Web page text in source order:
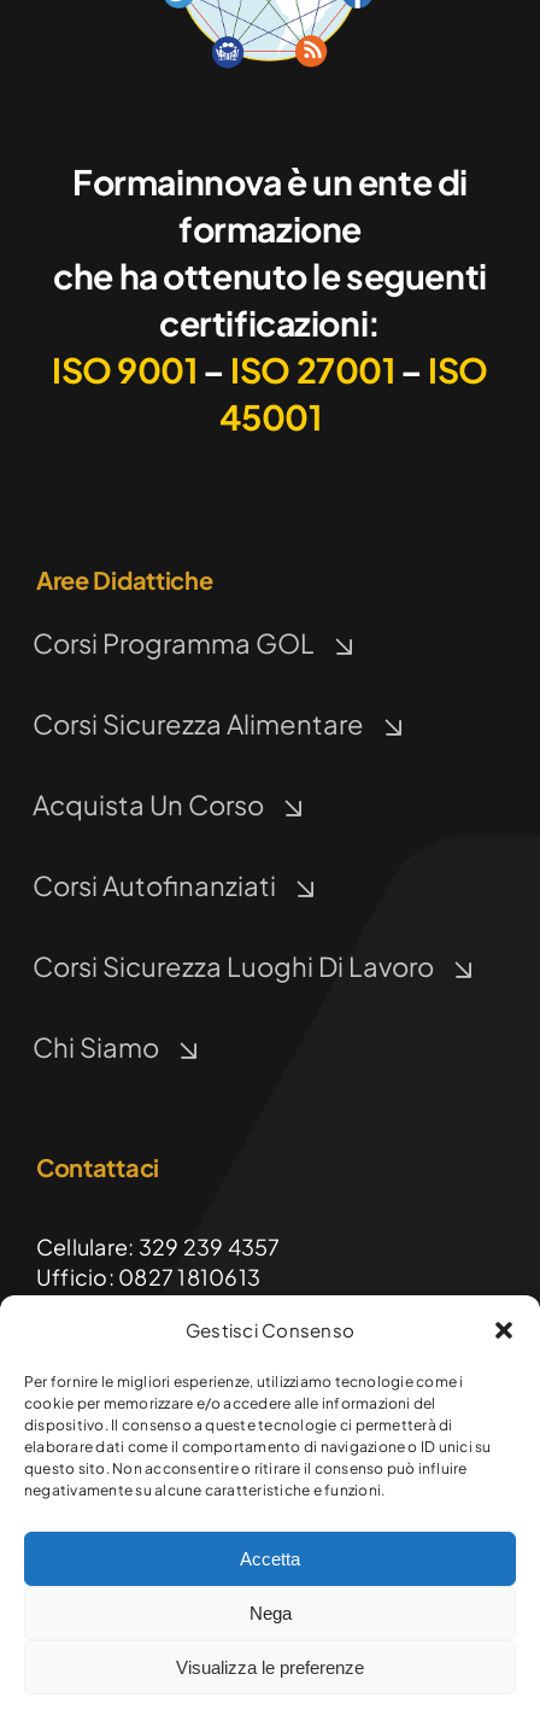
Gestisci Consenso
Per fornire le migliori esperienze, utilizziamo tecnologie come i
cookie per memorizzare e/o accedere alle informazioni del
dispositivo. Il consenso a queste tecnologie ci permetterà di
elaborare dati come il comportamento di navigazione o ID unici su
questo sito. Non acconsentire o ritirare il consenso può influire
negativamente su alcune caratteristiche e funzioni.
Accetta
Nega
Visualizza le preferenze
Formainnova è un ente di
formazione
che ha ottenuto le seguenti
certificazioni:
ISO 9001 – ISO 27001 – ISO
45001
Aree Didattiche
Corsi Programma GOL
Corsi Sicurezza Alimentare
Acquista Un Corso
Corsi Autofinanziati
Corsi Sicurezza Luoghi Di Lavoro
Chi Siamo
Contattaci
Cellulare: 329 239 4357
Ufficio: 0827 1810613
Email: formainnovasrls@gmail.com
FormaInnova srls
Sede legale e operativa:
Via Raffaello, 9 – 83047 Lioni (AV)
© Copyright 2026 Formainnova srls. Tutti i diritti riservati.
P.Iva 03145720649 – R.E.A. AV-301641
JA Solution |Policy Privacy